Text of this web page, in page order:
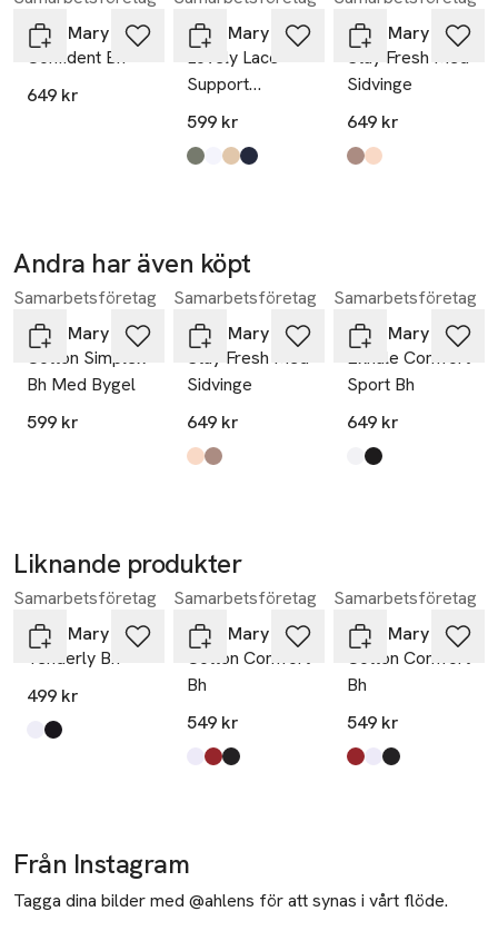
Miss Mary of Sweden
Confident Bh
649 kr
Miss Mary of Sweden
Lovely Lace
Support
Bomulls-bh
599 kr
Produkten finns i färgerna:
grön ,
vit
beige,
mörkblå,
Miss Mary of Sweden
Stay Fresh Med
Sidvinge
649 kr
Produkten finns i
taupe
beige
Andra har även köpt
Hoppa över bildspelet
Samarbetsföretag
Miss Mary of Sweden
Cotton Simplex
Bh Med Bygel
599 kr
Samarbetsföretag
Miss Mary of Sweden
Stay Fresh Med
Sidvinge
649 kr
Produkten finns i färgerna:
beige
taupe
Samarbetsföretag
Miss Mary of Sweden
Exhale Comfort
Sport Bh
649 kr
Produkten finns i
,
svart
Liknande produkter
Hoppa över bildspelet
Samarbetsföretag
Miss Mary of Sweden
Tenderly Bh
499 kr
Produkten finns i färgerna:
,
svart
Samarbetsföretag
Miss Mary of Sweden
Cotton Comfort
Bh
549 kr
Produkten finns i färgerna:
,
engelsk röd
svart,
Samarbetsföretag
Miss Mary of Sweden
Cotton Comfort
Bh
549 kr
Produkten finns i
engelsk röd
vit,
svart,
Från Instagram
Tagga dina bilder med @ahlens för att synas i vårt flöde.